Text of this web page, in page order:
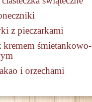
z pieczarkami
kremem śmietankowo-
i orzechami